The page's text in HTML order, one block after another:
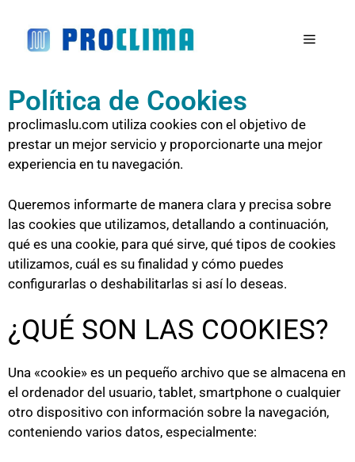
Política de Cookies
proclimaslu.com utiliza cookies con el objetivo de
prestar un mejor servicio y proporcionarte una mejor
experiencia en tu navegación.
Queremos informarte de manera clara y precisa sobre
las cookies que utilizamos, detallando a continuación,
qué es una cookie, para qué sirve, qué tipos de cookies
utilizamos, cuál es su finalidad y cómo puedes
configurarlas o deshabilitarlas si así lo deseas.
¿QUÉ SON LAS COOKIES?
Una «cookie» es un pequeño archivo que se almacena en
el ordenador del usuario, tablet, smartphone o cualquier
otro dispositivo con información sobre la navegación,
conteniendo varios datos, especialmente: